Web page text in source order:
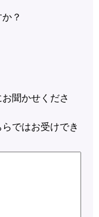
？
聞かせくださ
ではお受けでき